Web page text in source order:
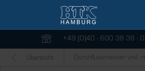
+49 (0)40 - 600 38 38 - 0
Übersicht Durchflussmesser und -